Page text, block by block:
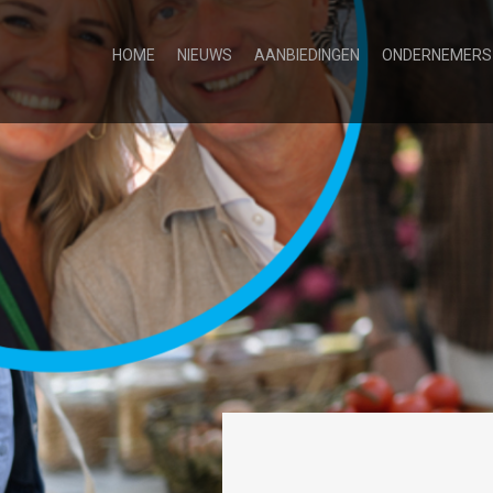
HOME NIEUWS AANBIEDINGEN ONDERNEMERS